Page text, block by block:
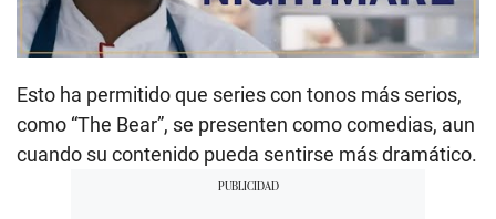
Esto ha permitido que series con tonos más serios,
como “The Bear”, se presenten como comedias, aun
cuando su contenido pueda sentirse más dramático.